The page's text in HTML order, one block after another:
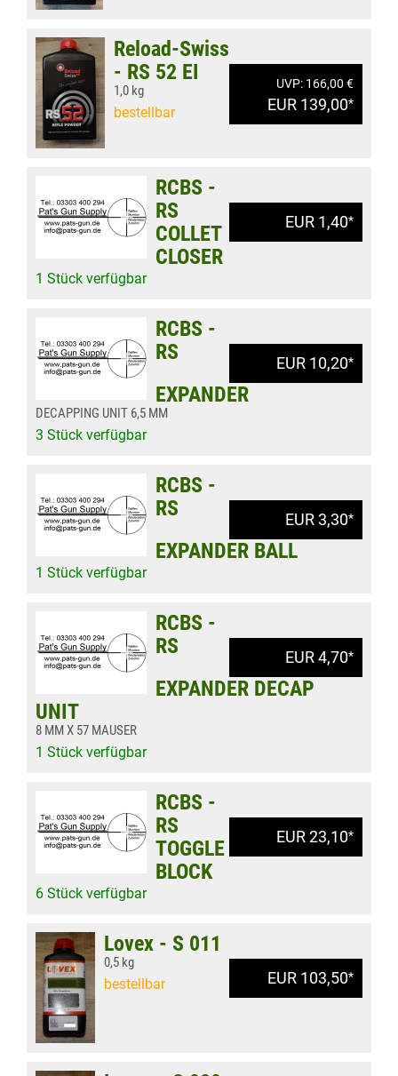
UVP: 166,00 €
EUR 139,00*
Reload-Swiss
- RS 52 EI
1,0 kg
bestellbar
EUR 1,40*
RCBS -
RS
COLLET
CLOSER
1 Stück verfügbar
EUR 10,20*
RCBS -
RS
EXPANDER
DECAPPING UNIT 6,5 MM
3 Stück verfügbar
EUR 3,30*
RCBS -
RS
EXPANDER BALL
1 Stück verfügbar
EUR 4,70*
RCBS -
RS
EXPANDER DECAP
UNIT
8 MM X 57 MAUSER
1 Stück verfügbar
EUR 23,10*
RCBS -
RS
TOGGLE
BLOCK
6 Stück verfügbar
EUR 103,50*
Lovex - S 011
0,5 kg
bestellbar